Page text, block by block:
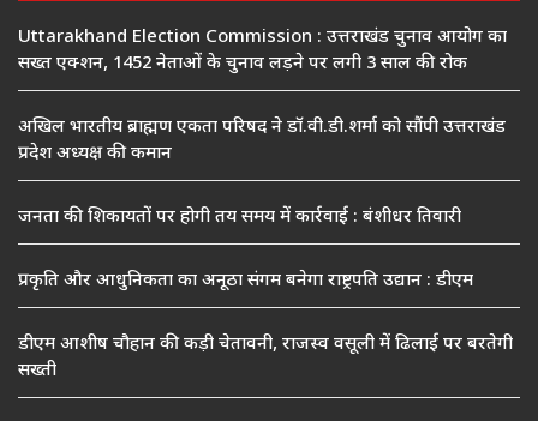
Uttarakhand Election Commission : उत्तराखंड चुनाव आयोग का
सख्त एक्शन, 1452 नेताओं के चुनाव लड़ने पर लगी 3 साल की रोक
अखिल भारतीय ब्राह्मण एकता परिषद ने डॉ.वी.डी.शर्मा को सौंपी उत्तराखंड
प्रदेश अध्यक्ष की कमान
जनता की शिकायतों पर होगी तय समय में कार्रवाई : बंशीधर तिवारी
प्रकृति और आधुनिकता का अनूठा संगम बनेगा राष्ट्रपति उद्यान : डीएम
डीएम आशीष चौहान की कड़ी चेतावनी, राजस्व वसूली में ढिलाई पर बरतेगी
सख्ती